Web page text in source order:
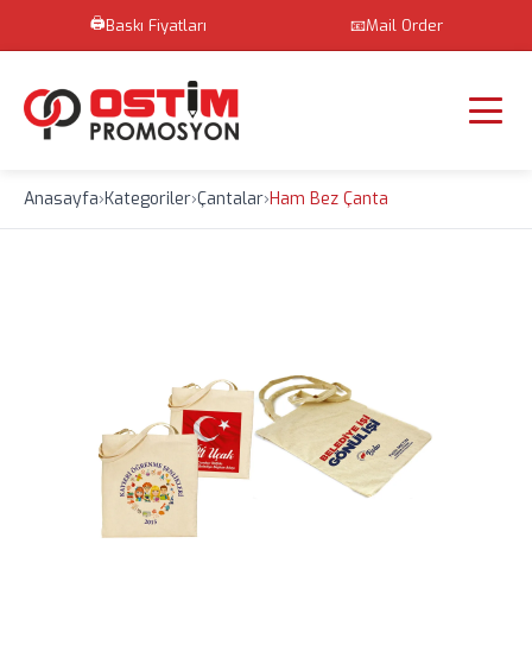
🖨️Baskı Fiyatları 📧Mail Order
Anasayfa›Kategoriler›Çantalar›Ham Bez Çanta